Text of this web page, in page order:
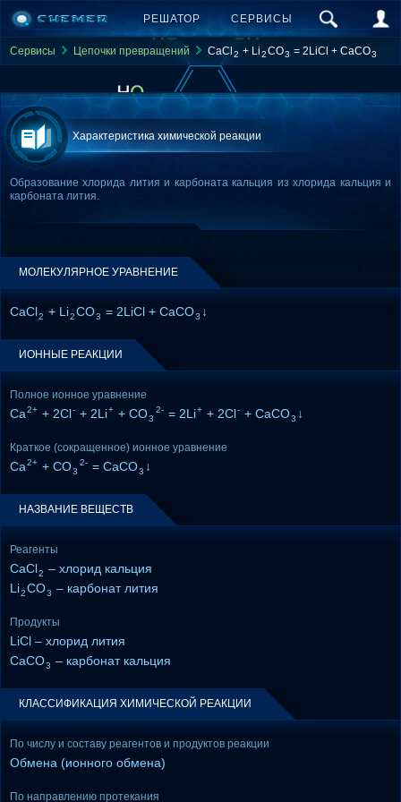
РЕШАТОР СЕРВИСЫ
Сервисы Цепочки превращений CaCl 2 + Li2CO3 = 2LiCl + CaCO3
Характеристика химической реакции
Образование хлорида лития и карбоната кальция из хлорида кальция и
карбоната лития.
МОЛЕКУЛЯРНОЕ УРАВНЕНИЕ
CaCl2 + Li2CO3 = 2LiCl + CaCO3 ↓
ИОННЫЕ РЕАКЦИИ
Полное ионное уравнение
Ca2+ + 2Cl- + 2Li+ + CO3
2- = 2Li+ + 2Cl- + CaCO3 ↓
Краткое (сокращенное) ионное уравнение
Ca2+ + CO3
2- = CaCO3 ↓
НАЗВАНИЕ ВЕЩЕСТВ
Реагенты
CaCl2 – хлорид кальция
Li2CO3 – карбонат лития
Продукты
LiCl – хлорид лития
CaCO3 – карбонат кальция
КЛАССИФИКАЦИЯ ХИМИЧЕСКОЙ РЕАКЦИИ
По числу и составу реагентов и продуктов реакции
Обмена (ионного обмена)
По направлению протекания